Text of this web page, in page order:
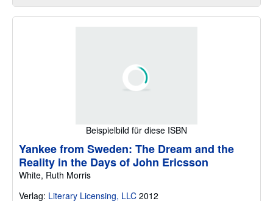
Beispielbild für diese ISBN
Yankee from Sweden: The Dream and the
Reality in the Days of John Ericsson
White, Ruth Morris
Verlag: Literary Licensing, LLC 2012